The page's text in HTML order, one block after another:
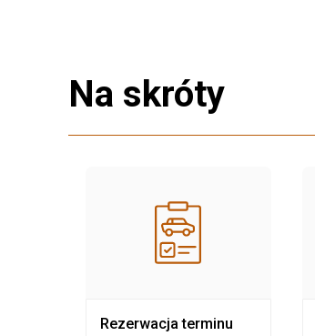
Na skróty
Rezerwacja terminu